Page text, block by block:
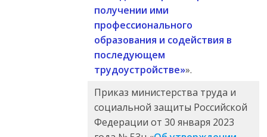
получении ими
профессионального
образования и содействия в
последующем
трудоустройстве»».
Приказ министерства труда и
социальной защиты Российской
Федерации от 30 января 2023